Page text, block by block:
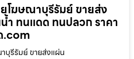
โฆษณาบุรีรัมย์ ขายส่ง
ำ ทนแดด ทนปลวก ราคา
.com
บุรีรัมย์ ขายส่งแผ่น